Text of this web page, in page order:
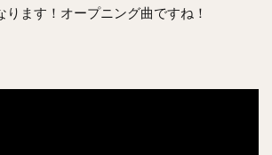
ります！オープニング曲ですね！